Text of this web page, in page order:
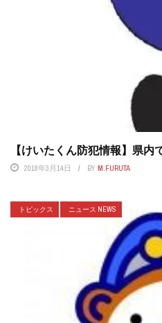
【けいたくん防犯情報】県内
2018年3月14日 BY M.FURUTA
トピックス ニュース NEWS